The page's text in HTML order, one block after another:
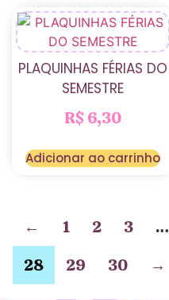
PLAQUINHAS FÉRIAS DO
SEMESTRE
R$ 6,30
Adicionar ao carrinho
← 1 2 3 …
28
29 30 →